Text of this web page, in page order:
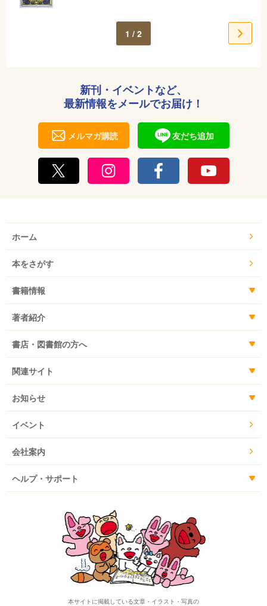
1 / 2
新刊・イベントなど、
最新情報をメールでお届け！
メルマガ購読 友だち追加
ホーム
本をさがす
書籍情報
著者紹介
書店・図書館の方へ
関連サイト
お知らせ
イベント
会社案内
ヘルプ・サポート
本サイトに掲載している文章・イラスト・写真の